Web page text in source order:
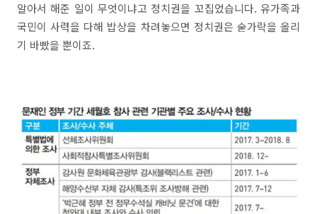
알아서 해준 일이 무엇이냐고 정치권을 꼬집었습니다. 유가족과
국민이 사력을 다해 밥상을 차려놓으면 정치권은 숟가락을 올리
기 바빴을 뿐이죠.